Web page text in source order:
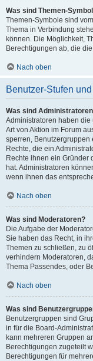
Was sind Themen-
Themen-Symbole sind
Thema in Verbindung
können. Die Möglichkeit,
Berechtigungen ab, die
Nach oben
Benutzer-Stufen
Was sind
Administratoren haben die
Art von Aktion im Forum
sperren, Benutzergruppen
Rechte, die ein
Rechte ihnen ein Gründer
hat. Administratoren
wenn ihnen das
Nach oben
Was sind Moderatoren?
Die Aufgabe der
Sie haben das Recht, in
Themen zu schließen, zu
verhindern Moderatoren,
Thema Passendes, oder
Nach oben
Was sind
Benutzergruppen sind
in für die Board-
kann mehreren Gruppen
Berechtigungen zugeteilt
Berechtigungen für